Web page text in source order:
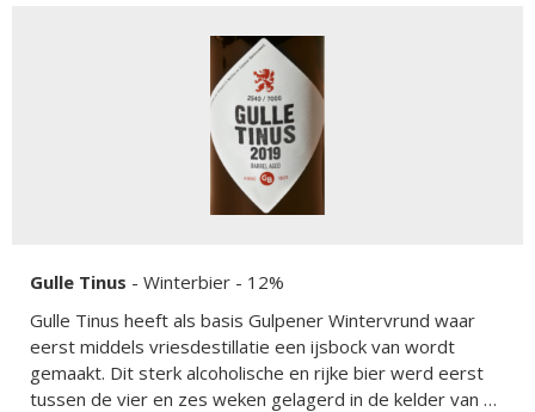
Gulle Tinus - Winterbier - 12%
Gulle Tinus heeft als basis Gulpener Wintervrund waar
eerst middels vriesdestillatie een ijsbock van wordt
gemaakt. Dit sterk alcoholische en rijke bier werd eerst
tussen de vier en zes weken gelagerd in de kelder van de